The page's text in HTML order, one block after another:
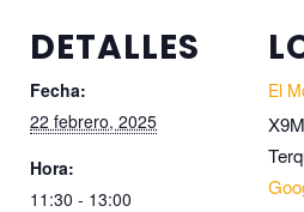
DETALLES
Fecha:
22 febrero, 2025
Hora:
11:30 - 13:00
El